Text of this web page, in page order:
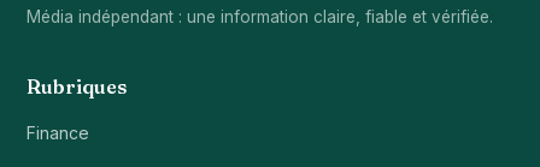
Média indépendant : une information claire, fiable et vérifiée.
Rubriques
Finance